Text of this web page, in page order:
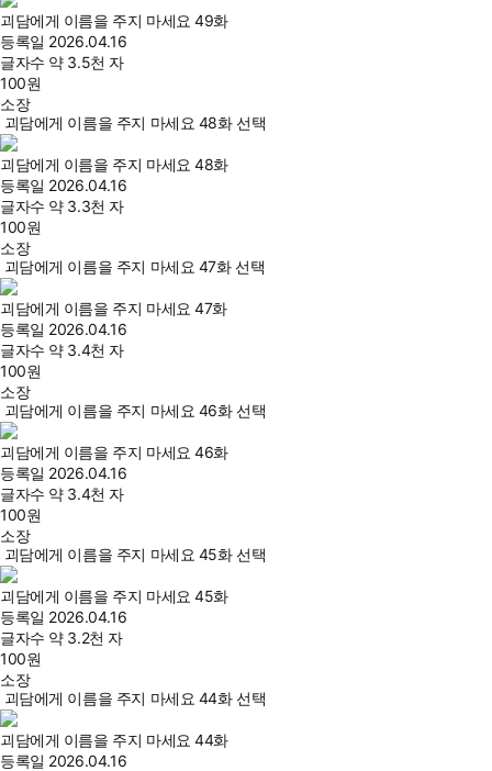
괴담에게 이름을 주지 마세요 49화
등록일 2026.04.16
글자수 약 3.5천 자
100원
소장
괴담에게 이름을 주지 마세요 48화 선택
괴담에게 이름을 주지 마세요 48화
등록일 2026.04.16
글자수 약 3.3천 자
100원
소장
괴담에게 이름을 주지 마세요 47화 선택
괴담에게 이름을 주지 마세요 47화
등록일 2026.04.16
글자수 약 3.4천 자
100원
소장
괴담에게 이름을 주지 마세요 46화 선택
괴담에게 이름을 주지 마세요 46화
등록일 2026.04.16
글자수 약 3.4천 자
100원
소장
괴담에게 이름을 주지 마세요 45화 선택
괴담에게 이름을 주지 마세요 45화
등록일 2026.04.16
글자수 약 3.2천 자
100원
소장
괴담에게 이름을 주지 마세요 44화 선택
괴담에게 이름을 주지 마세요 44화
등록일 2026.04.16